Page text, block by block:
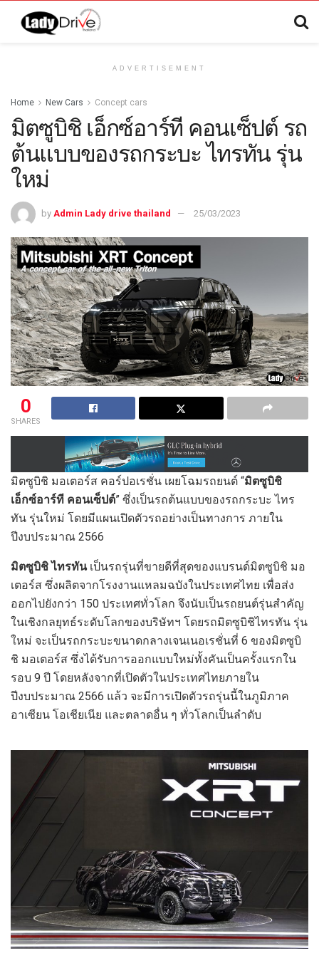
ADVERTISEMENT
Home New Cars Concept cars
มิตซูบิชิ เอ็กซ์อาร์ที คอนเซ็ปต์ รถ
ต้นแบบของรถกระบะ ไทรทัน รุ่น
ใหม่
by Admin Lady drive thailand 25/03/2023
0
SHARES
มิตซูบิชิ มอเตอร์ส คอร์ปอเรชั่น เผยโฉมรถยนต์ “มิตซูบิชิ
เอ็กซ์อาร์ที คอนเซ็ปต์” ซึ่งเป็นรถต้นแบบของรถกระบะ ไทร
ทัน รุ่นใหม่ โดยมีแผนเปิดตัวรถอย่างเป็นทางการ ภายใน
ปีงบประมาณ 2566
มิตซูบิชิ ไทรทันเป็นรถรุ่นที่ขายดีที่สุดของแบรนด์มิตซูบิชิ มอ
เตอร์ส ซึ่งผลิตจากโรงงานแหลมฉบังในประเทศไทย เพื่อส่ง
ออกไปยังกว่า 150 ประเทศทั่วโลก จึงนับเป็นรถยนต์รุ่นสำคัญ
ในเชิงกลยุทธ์ระดับโลกของบริษัทฯ โดยรถมิตซูบิชิไทรทัน รุ่น
ใหม่ จะเป็นรถกระบะขนาดกลางเจนเนอเรชั่นที่ 6 ของมิตซูบิ
ชิ มอเตอร์ส ซึ่งได้รับการออกแบบใหม่ทั้งคันเป็นครั้งแรกใน
รอบ 9 ปี โดยหลังจากที่เปิดตัวในประเทศไทยภายใน
ปีงบประมาณ 2566 แล้ว จะมีการเปิดตัวรถรุ่นนี้ในภูมิภาค
อาเซียน โอเชียเนีย และตลาดอื่น ๆ ทั่วโลกเป็นลำดับ